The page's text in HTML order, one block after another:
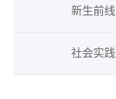
新生前线
社会实践